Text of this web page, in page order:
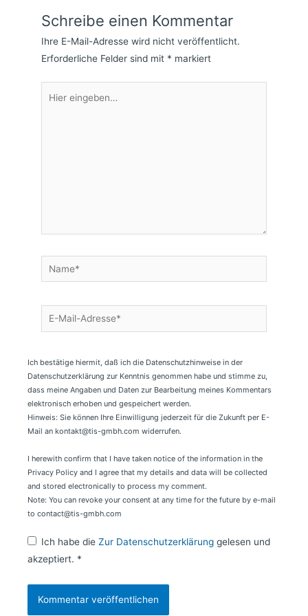
Schreibe einen Kommentar
Ihre E-Mail-Adresse wird nicht veröffentlicht.
Erforderliche Felder sind mit * markiert
eingeben…
Name*
E-
Mail-
Ich bestätige hiermit, daß ich die Datenschutzhinweise in der
Datenschutzerklärung zur Kenntnis genommen habe und stimme zu,
dass meine Angaben und Daten zur Bearbeitung meines Kommentars
elektronisch erhoben und gespeichert werden.
Hinweis: Sie können Ihre Einwilligung jederzeit für die Zukunft per E-
Mail an kontakt@tis-gmbh.com widerrufen.
I herewith confirm that I have taken notice of the information in the
Privacy Policy and I agree that my details and data will be collected
and stored electronically to process my comment.
Note: You can revoke your consent at any time for the future by e-mail
to contact@tis-gmbh.com
Ich habe die Zur Datenschutzerklärung gelesen und
akzeptiert. *